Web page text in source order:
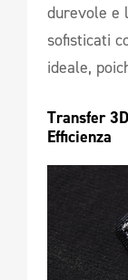
durevole e
sofisticati
ideale,
Transfer
Efficienza